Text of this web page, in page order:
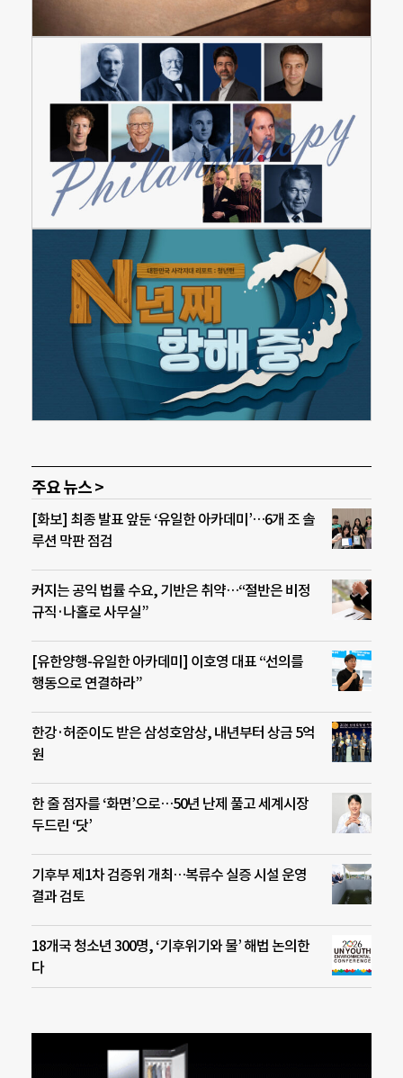
주요 뉴스 >
[화보] 최종 발표 앞둔 ‘유일한 아카데미’…6개 조 솔
루션 막판 점검
커지는 공익 법률 수요, 기반은 취약…“절반은 비정
규직·나홀로 사무실”
[유한양행-유일한 아카데미] 이호영 대표 “선의를
행동으로 연결하라”
한강·허준이도 받은 삼성호암상, 내년부터 상금 5억
원
한 줄 점자를 ‘화면’으로…50년 난제 풀고 세계시장
두드린 ‘닷’
기후부 제1차 검증위 개최…복류수 실증 시설 운영
결과 검토
18개국 청소년 300명, ‘기후위기와 물’ 해법 논의한
다